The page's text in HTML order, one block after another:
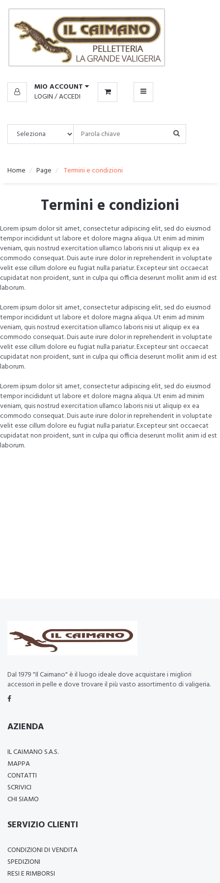
MIO ACCOUNT
LOGIN/ACCEDI
CATALOGO
CAIMANO
Home Page Termini e condizioni
Termini e condizioni
Lorem ipsum dolor sit amet, consectetur adipiscing elit, sed do eiusmod
tempor incididunt ut labore et dolore magna aliqua. Ut enim ad minim
veniam, quis nostrud exercitation ullamco laboris nisi ut aliquip ex ea
commodo consequat. Duis aute irure dolor in reprehenderit in voluptate
velit esse cillum dolore eu fugiat nulla pariatur. Excepteur sint occaecat
cupidatat non proident, sunt in culpa qui officia deserunt mollit anim id est
laborum.
Lorem ipsum dolor sit amet, consectetur adipiscing elit, sed do eiusmod
tempor incididunt ut labore et dolore magna aliqua. Ut enim ad minim
veniam, quis nostrud exercitation ullamco laboris nisi ut aliquip ex ea
commodo consequat. Duis aute irure dolor in reprehenderit in voluptate
velit esse cillum dolore eu fugiat nulla pariatur. Excepteur sint occaecat
cupidatat non proident, sunt in culpa qui officia deserunt mollit anim id est
laborum.
Lorem ipsum dolor sit amet, consectetur adipiscing elit, sed do eiusmod
tempor incididunt ut labore et dolore magna aliqua. Ut enim ad minim
veniam, quis nostrud exercitation ullamco laboris nisi ut aliquip ex ea
commodo consequat. Duis aute irure dolor in reprehenderit in voluptate
velit esse cillum dolore eu fugiat nulla pariatur. Excepteur sint occaecat
cupidatat non proident, sunt in culpa qui officia deserunt mollit anim id est
laborum.
Dal 1979 "Il Caimano" è il luogo ideale dove acquistare i migliori
accessori in pelle e dove trovare il più vasto assortimento di valigeria.
AZIENDA
IL CAIMANO S.A.S.
MAPPA
CONTATTI
SCRIVICI
CHI SIAMO
SERVIZIO CLIENTI
CONDIZIONI DI VENDITA
SPEDIZIONI
RESI E RIMBORSI